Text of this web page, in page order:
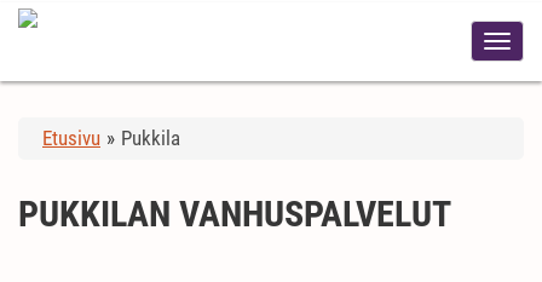
Etusivu » Pukkila
PUKKILAN VANHUSPALVELUT